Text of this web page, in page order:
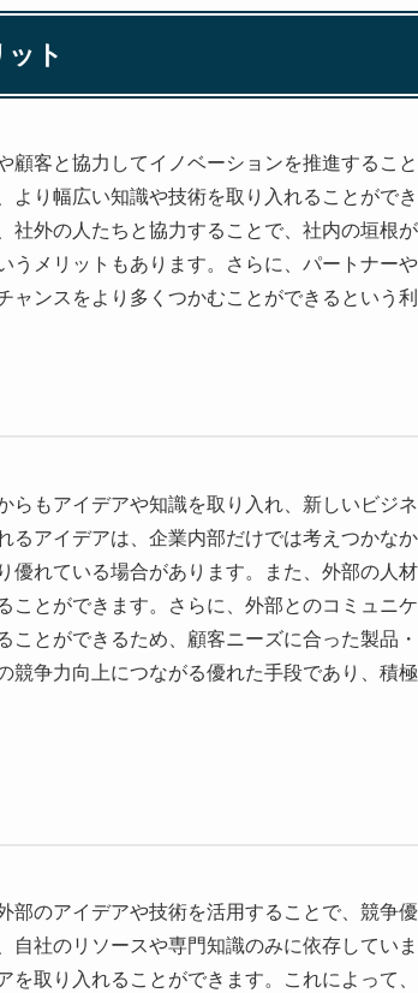
ト
客と協力してイノベーションを推進するこ
より幅広い知識や技術を取り入れることがで
外の人たちと協力することで、社内の垣根
メリットもあります。さらに、パートナー
ンスをより多くつかむことができるという利
もアイデアや知識を取り入れ、新しいビジ
アイデアは、企業内部だけでは考えつかな
れている場合があります。また、外部の人
とができます。さらに、外部とのコミュニ
とができるため、顧客ニーズに合った製品
争力向上につながる優れた手段であり、積
のアイデアや技術を活用することで、競争
自社のリソースや専門知識のみに依存してい
取り入れることができます。これによって